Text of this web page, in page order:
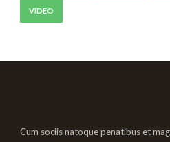
VIDEO
Cum sociis natoque penatibus et